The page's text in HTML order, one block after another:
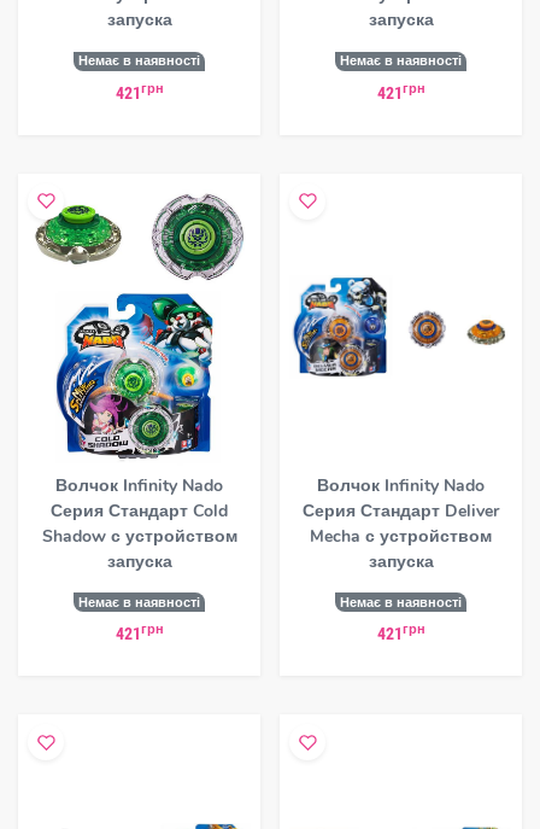
запуска
Немає в наявності
421грн
запуска
Немає в наявності
421грн
Волчок Infinity Nado
Серия Стандарт Cold
Shadow с устройством
запуска
Немає в наявності
421грн
Волчок Infinity Nado
Серия Стандарт Deliver
Mecha с устройством
запуска
Немає в наявності
421грн